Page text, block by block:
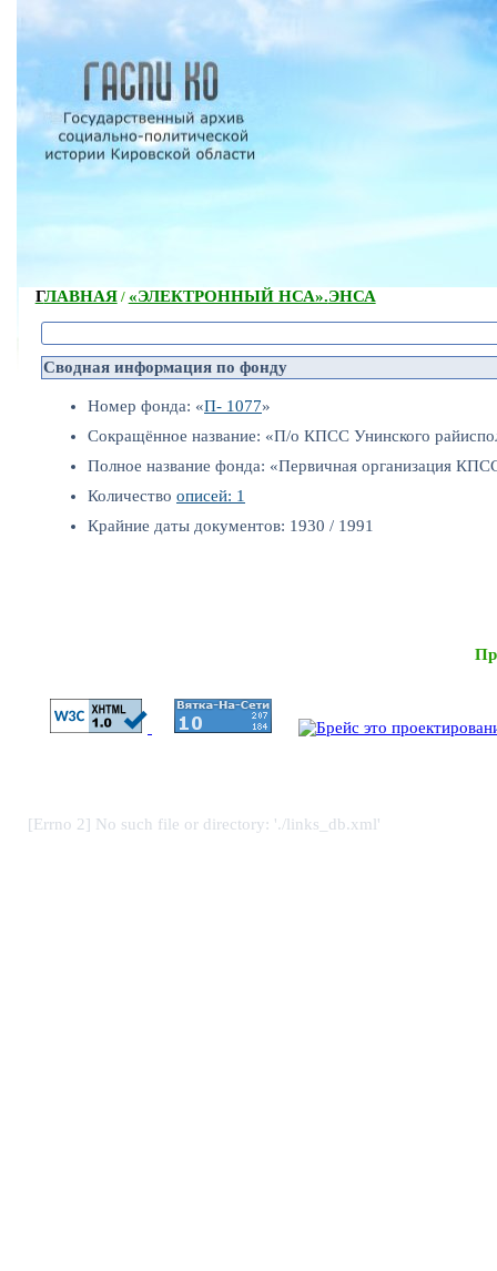
ГЛАВНАЯ/ «ЭЛЕКТРОННЫЙ НСА».ЭНСА
Сводная информация по фонду
Номер фонда: «П- 1077»
Сокращённое название: «П/о КПСС Унинского
Полное название фонда: «Первичная организация
Количество описей: 1
Крайние даты документов: 1930 / 1991
[Errno 2] No such file or directory: './links_db.xml'